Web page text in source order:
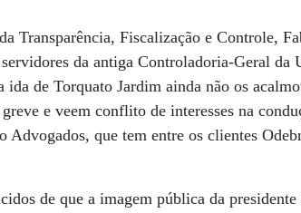
Transparência, Fiscalização e Controle,
da antiga Controladoria-Geral da
de Torquato Jardim ainda não os
e veem conflito de interesses na
Advogados, que tem entre os clientes
de que a imagem pública da